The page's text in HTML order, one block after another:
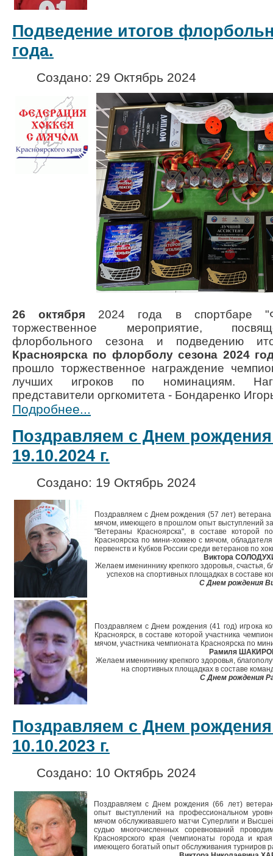
Подведение итогов
года.
Создано: 29 Октябрь 2024
26 октября 2024 года в спортбаре
торжественное мероприятие,
флорбольного сезона и подведению
Красноярска по флорболу сезона 2024
прошло торжественное награждение
лучших игроков по номинациям.
представители оргкомитета - Бондаренко
Подробнее...
Поздравляем с Днем
19.10.2024 г.
Создано: 19 Октябрь 2024
Поздравляем с Днем рождения (57 лет) ветерана
мячом, имеющего в прошлом опыт выступлений
"Ветераны Красноярска", в составе которой
Красноярска по мини-хоккею с мячом,
первенств и Кубков России среди ветеранов по
Виктора
Желаем имениннику крепкого здоровья, счастья,
успехов на спортивных площадках в составе
С Днем рождения
Поздравляем с Днем рождения (41 год) игрока
Красноярск, в составе которой участника
мячом, участника чемпионата Красноярска по
Рамиля
Желаем имениннику крепкого здоровья,
на спортивных площадках в составе
С Днем рождения
Поздравляем с Днем
10.10.2023 г.
Создано: 10 Октябрь 2024
Поздравляем с Днем рождения (66 лет)
опыт выступлений на профессиональном
мячом обслуживавшего матчи Суперлиги и
судью многочисленных соревнований
Красноярского края (чемпионаты города и
имеющего богатый опыт обслуживания турниров